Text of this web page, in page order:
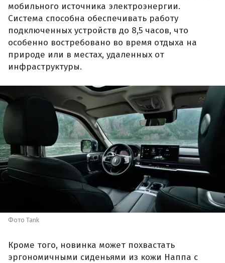
мобильного источника электроэнергии.
Система способна обеспечивать работу
подключенных устройств до 8,5 часов, что
особенно востребовано во время отдыха на
природе или в местах, удаленных от
инфраструктуры.
Фото Tank
Кроме того, новинка может похвастать
эргономичными сиденьями из кожи Наппа с